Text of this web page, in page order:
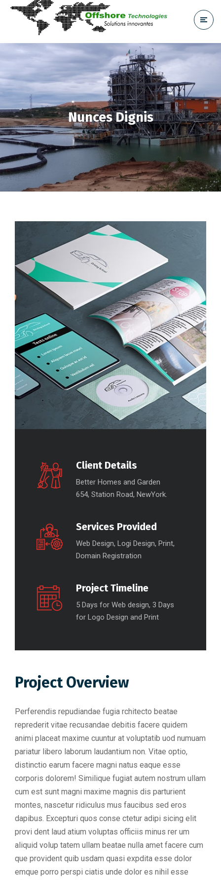
Nunces Dignis
Client Details
Better Homes and Garden
654, Station Road, NewYork.
Services Provided
Web Design, Logi Design, Print,
Domain Registration
Project Timeline
5 Days for Web design, 3 Days
for Logo Design and Print
Project Overview
Perferendis repudiandae fugia rchitecto beatae
reprederit vitae recusandae debitis facere quidem
animi placeat maxime cuuntur at voluptatib uod numuam
pariatur libero laborum laudantium non. Vitae optio,
distinctio earum facere magni natus eaque esse
corporis dolorem! Similique fugiat autem nostrum ullam
cum est sunt magni maxime magnis dis parturient
montes, nascetur ridiculus mus faucibus sed eros
dapibus. Excepturi quos conse ctetur adipi sicing elit
provi dent laud atium voluptas officiis minus rer um
aliquid volup tatem ullam beatae nulla amet facere cum
que provident quib usdam quasi expdita esse dolor
emque porro perspi ciatis unde dolor es nihil esse